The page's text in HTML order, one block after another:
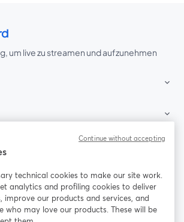
um live zu streamen und aufzunehmen
Facebook
wird in einem neuen Tab geöffnet
X (Twitter)
technical cookies to make our site work.
analytics and profiling cookies to deliver
improve our products and services, and
who may love our products. These will be
Continue without accepting